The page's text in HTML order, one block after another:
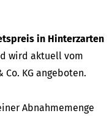
in Hinterzarten
wird aktuell vom
KG angeboten.
Abnahmemenge